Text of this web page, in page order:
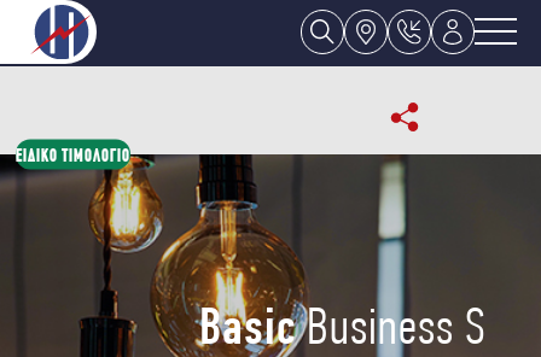
BasicBusiness S
ΕΙΔΙΚΟ ΤΙΜΟΛΟΓΙΟ